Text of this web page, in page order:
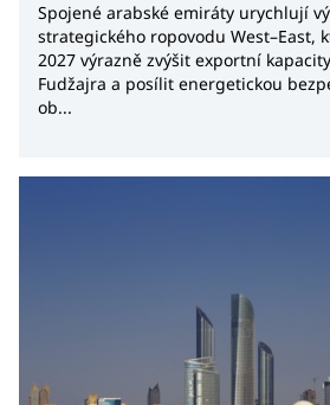
Spojené arabské emiráty urychlují
strategického ropovodu West–East,
2027 výrazně zvýšit exportní
Fudžajra a posílit energetickou
ob...